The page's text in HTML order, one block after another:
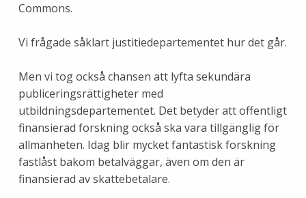
Commons.
Vi frågade såklart justitiedepartementet hur det går.
Men vi tog också chansen att lyfta sekundära
publiceringsrättigheter med
utbildningsdepartementet. Det betyder att offentligt
finansierad forskning också ska vara tillgänglig för
allmänheten. Idag blir mycket fantastisk forskning
fastlåst bakom betalväggar, även om den är
finansierad av skattebetalare.